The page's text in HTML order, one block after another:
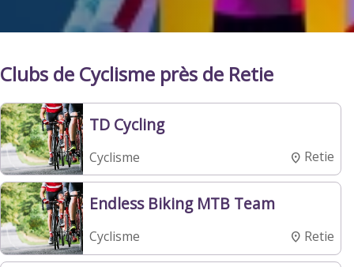
Clubs de Cyclisme près de Retie
TD Cycling
Cyclisme Retie
Endless Biking MTB Team
Cyclisme Retie